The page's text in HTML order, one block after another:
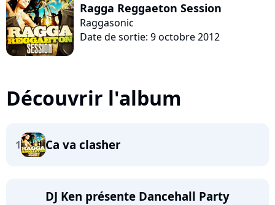
Ragga Reggaeton Session
Raggasonic
Date de sortie: 9 octobre 2012
Découvrir l'album
1 Ca va clasher
DJ Ken présente Dancehall Party